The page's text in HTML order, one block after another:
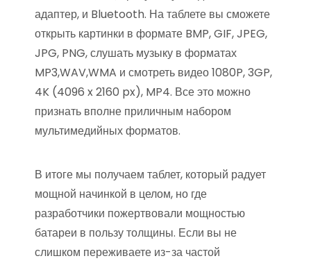
адаптер, и Bluetooth. На таблете вы сможете
открыть картинки в формате BMP, GIF, JPEG,
JPG, PNG, слушать музыку в форматах
MP3,WAV,WMA и смотреть видео 1080P, 3GP,
4K (4096 x 2160 px), MP4. Все это можно
признать вполне приличным набором
мультимедийных форматов.
В итоге мы получаем таблет, который радует
мощной начинкой в целом, но где
разработчики пожертвовали мощностью
батареи в пользу толщины. Если вы не
слишком переживаете из-за частой